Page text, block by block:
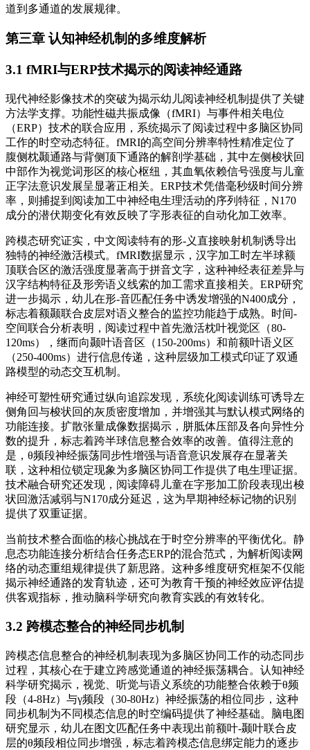
道到多通道的发展规律。
第三章 认知神经机制的多维度解析
3.1 fMRI与ERP技术揭示的阅读神经通路
现代神经影像技术的突破为揭示幼儿阅读神经机制提供了关键
方法学支撑。功能性磁共振成像（fMRI）与事件相关电位
（ERP）技术的联合应用，系统揭示了阅读过程中多脑区协同
工作的时空动态特征。fMRI的高空间分辨率特性精准定位了
腹侧枕颞通路与背侧顶下通路的解剖学基础，其中左侧梭状回
中部作为视觉词形区的核心枢纽，其血氧依赖信号强度与儿童
正字法意识发展呈显著正相关。ERP技术凭借毫秒级时间分辨
率，则捕捉到阅读加工中神经电生理活动的序列特征，N170
成分的潜伏期变化有效反映了字形表征的自动化加工效率。
跨模态研究证实，中文阅读特有的形-义直接映射机制诱导出
独特的神经激活模式。fMRI数据显示，汉字加工时左半球额
顶联合区的激活强度显著高于拼音文字，这种神经表征差异与
汉字结构特征及形旁语义线索的加工需求直接相关。ERP研究
进一步揭示，幼儿在形-音匹配任务中诱发增强的N400成分，
标志着额颞联合皮层对语义整合的监控功能趋于成熟。时间-
空间联合分析表明，阅读过程中首先激活枕叶视觉区（80-
120ms），继而向颞叶语音区（150-200ms）和前额叶语义区
（250-400ms）进行信息传递，这种层级加工模式印证了双通
路模型的动态交互机制。
神经可塑性研究通过纵向追踪发现，系统化阅读训练可诱导左
侧角回与梭状回的灰质密度增加，并增强其与默认模式网络的
功能连接。扩散张量成像数据揭示，胼胝体压部及各向异性分
数的提升，标志着跨半球信息整合效率的改善。值得注意的
是，θ频段神经振荡同步性增强与语音意识发展存在显著关
联，这种相位锁定现象为多脑区协同工作提供了电生理证据。
技术融合研究还发现，阅读障碍儿童在字形加工阶段表现出梭
状回激活减弱与N170成分延迟，这为早期神经标记物的识别
提供了双重证据。
当前技术整合面临的核心挑战在于时空分辨率的平衡优化。静
息态功能连接分析结合任务态ERP的混合范式，为解析阅读网
络的动态重组规律提供了新思路。这种多维度研究框架不仅能
揭示神经通路的发育轨迹，还可为教育干预的神经效应评估提
供客观指标，推动脑科学研究向教育实践的有效转化。
3.2 跨模态整合的神经同步机制
跨模态信息整合的神经机制表现为多脑区协同工作的动态同步
过程，其核心在于建立跨感觉通道的神经振荡耦合。认知神经
科学研究揭示，视觉、听觉与语义系统的功能整合依赖于θ频
段（4-8Hz）与γ频段（30-80Hz）神经振荡的相位同步，这种
同步机制为不同模态信息的时空编码提供了神经基础。脑电图
研究显示，幼儿在图文匹配任务中表现出前额叶-颞叶联合皮
层的θ频段相位同步增强，标志着跨模态信息绑定能力的逐步